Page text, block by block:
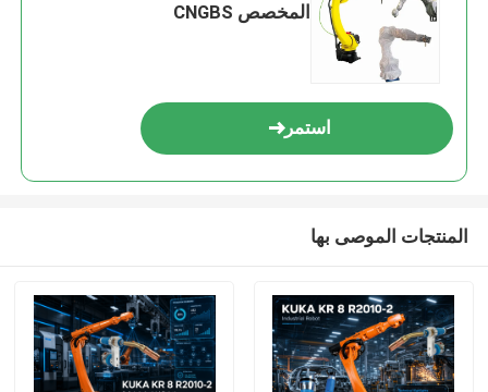
المخصص CNGBS
استمر
المنتجات الموصى بها